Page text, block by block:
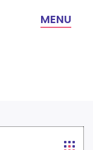
MENU